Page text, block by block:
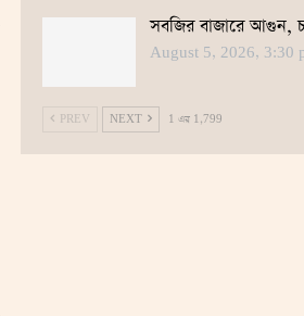
সবজির বাজারে আগুন,
August 5, 2026, 3:30
PREV NEXT 1 এর 1,799